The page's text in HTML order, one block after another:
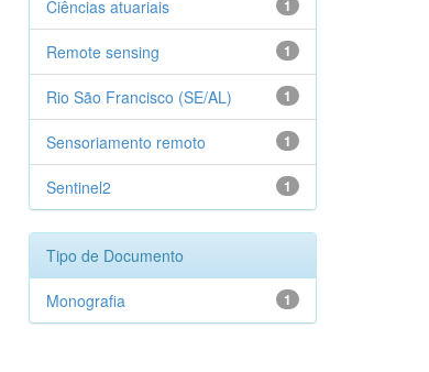
1
Ciências atuariais
1
Remote sensing
1
Rio São Francisco (SE/AL)
1
Sensoriamento remoto
1
Sentinel2
Tipo de Documento
1
Monografia